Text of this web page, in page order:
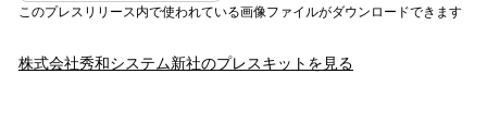
このプレスリリース内で使われている画像ファイルがダウンロードできます
株式会社秀和システム新社のプレスキットを見る